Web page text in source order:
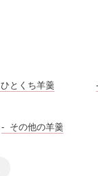
ひとくち羊羹
その他の羊羹